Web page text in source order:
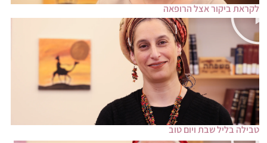
לקראת ביקור אצל הרופאה
טבילה בליל שבת ויום טוב